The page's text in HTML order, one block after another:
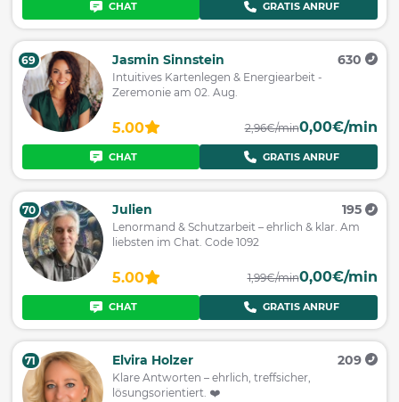
CHAT GRATIS ANRUF
69 Jasmin Sinnstein 630
Intuitives Kartenlegen & Energiearbeit -
Zeremonie am 02. Aug.
5.00 2,96€/min0,00€/min
CHAT GRATIS ANRUF
70 Julien 195
Lenormand & Schutzarbeit – ehrlich & klar. Am
liebsten im Chat. Code 1092
5.00 1,99€/min0,00€/min
CHAT GRATIS ANRUF
71 Elvira Holzer 209
Klare Antworten – ehrlich, treffsicher,
lösungsorientiert. ❤️